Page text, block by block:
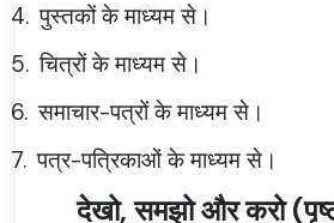
4. पुस्तकों के माध्यम से।
5. चित्रों के माध्यम से।
6. समाचार-पत्रों के माध्यम से।
7. पत्र-पत्रिकाओं के माध्यम से।
देखो, समझो और करो